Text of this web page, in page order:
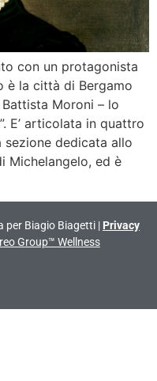
con un protagonista
è la città di Bergamo
Moroni – lo
E’ articolata in quattro
dedicata allo
Michelangelo, ed è
per Biagio Biagetti | Privacy
Group™ Wellness